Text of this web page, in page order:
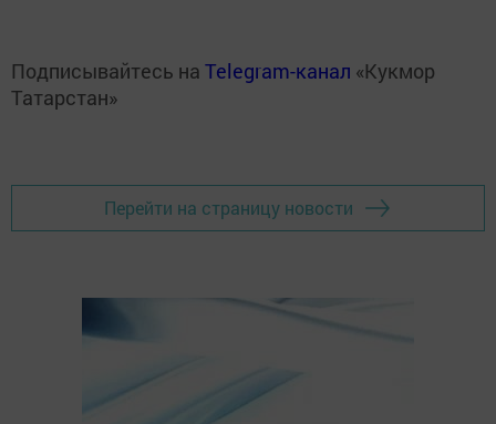
Подписывайтесь на Telegram-канал «Кукмор
Татарстан»
Перейти на страницу новости